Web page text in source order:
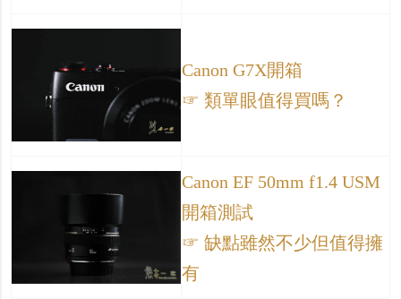
Canon G7X開箱
☞ 類單眼值得買嗎？
Canon EF 50mm f1.4 USM
開箱測試
☞ 缺點雖然不少但值得擁
有